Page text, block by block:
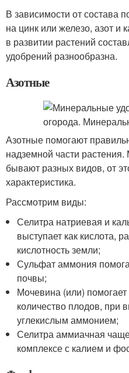
В зависимости от состава
на цинк или железо, азот и
в развитии растений
удобрений разнообразна.
Азотные
Азотные помогают
надземной части
бывают разных видов, от
характеристика.
Рассмотрим виды:
Селитра натриевая и
выступает как кислота,
кислотность земли;
Сульфат аммония
почвы;
Мочевина (или)
количество плодов, при
углекислым аммонием;
Селитра аммиачная
комплексе с калием и